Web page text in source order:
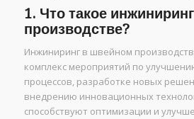
1. Что такое
производстве?
Инжиниринг в швейном
комплекс мероприятий по
процессов, разработке новых
внедрению инновационных
способствуют оптимизации и